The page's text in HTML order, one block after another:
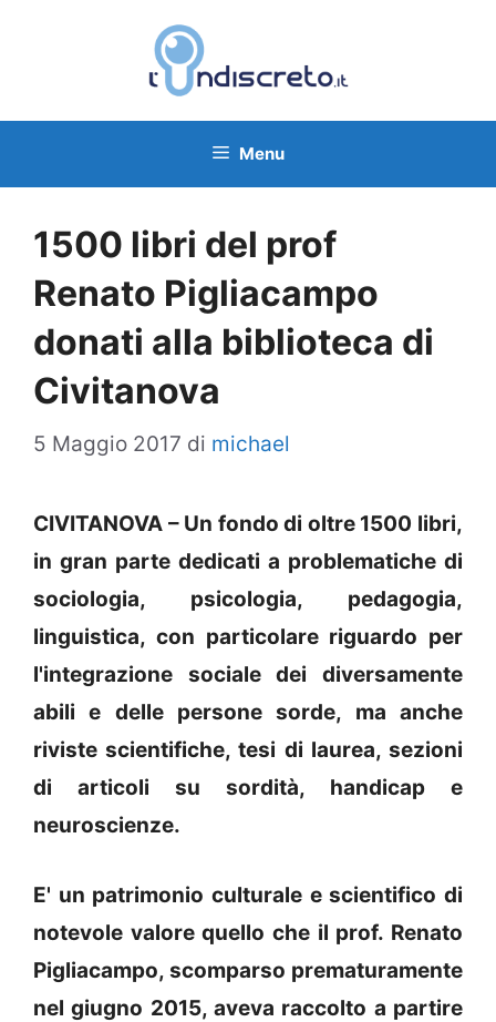
Menu
1500 libri del prof
Renato Pigliacampo
donati alla biblioteca di
Civitanova
5 Maggio 2017 di michael
CIVITANOVA – Un fondo di oltre 1500 libri,
in gran parte dedicati a problematiche di
sociologia, psicologia, pedagogia,
linguistica, con particolare riguardo per
l'integrazione sociale dei diversamente
abili e delle persone sorde, ma anche
riviste scientifiche, tesi di laurea, sezioni
di articoli su sordità, handicap e
neuroscienze.
E' un patrimonio culturale e scientifico di
notevole valore quello che il prof. Renato
Pigliacampo, scomparso prematuramente
nel giugno 2015, aveva raccolto a partire